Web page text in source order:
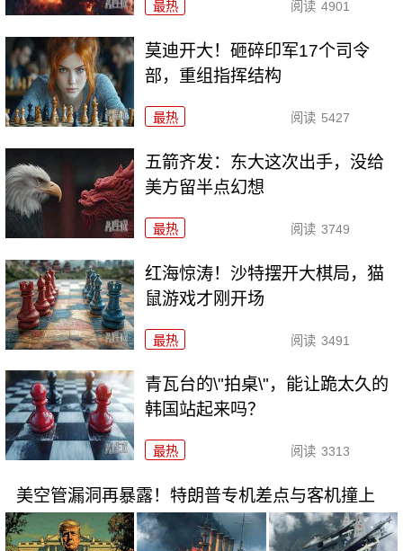
最热 阅读 4901
莫迪开大！砸碎印军17个司令
部，重组指挥结构
最热 阅读 5427
五箭齐发：东大这次出手，没给
美方留半点幻想
最热 阅读 3749
红海惊涛！沙特摆开大棋局，猫
鼠游戏才刚开场
最热 阅读 3491
青瓦台的\"拍桌\"，能让跪太久的
韩国站起来吗？
最热 阅读 3313
美空管漏洞再暴露！特朗普专机差点与客机撞上